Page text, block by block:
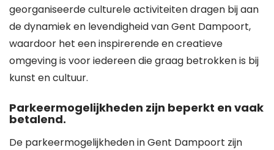
georganiseerde culturele activiteiten dragen bij aan
de dynamiek en levendigheid van Gent Dampoort,
waardoor het een inspirerende en creatieve
omgeving is voor iedereen die graag betrokken is bij
kunst en cultuur.
Parkeermogelijkheden zijn beperkt en vaak
betalend.
De parkeermogelijkheden in Gent Dampoort zijn